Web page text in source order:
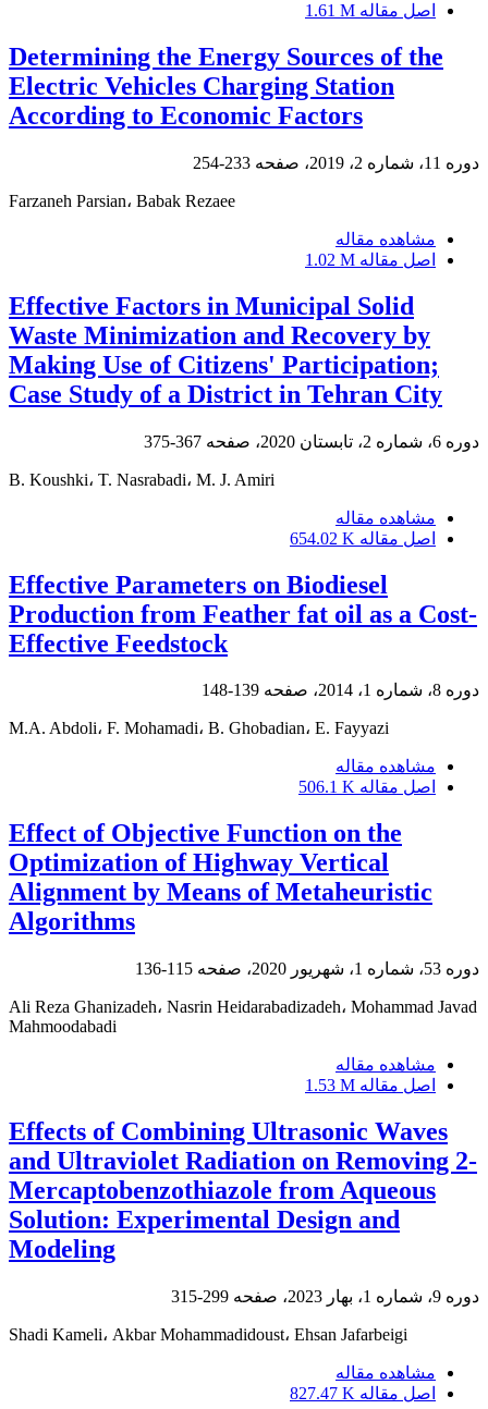
اصل مقاله 1.61 M
Determining the Energy Sources of the
Electric Vehicles Charging Station
According to Economic Factors
دوره 11، شماره 2، 2019، صفحه 233-254
Farzaneh Parsian، Babak Rezaee
مشاهده مقاله
اصل مقاله 1.02 M
Effective Factors in Municipal Solid
Waste Minimization and Recovery by
Making Use of Citizens' Participation;
Case Study of a District in Tehran City
دوره 6، شماره 2، تابستان 2020، صفحه 367-375
B. Koushki، T. Nasrabadi، M. J. Amiri
مشاهده مقاله
اصل مقاله 654.02 K
Effective Parameters on Biodiesel
Production from Feather fat oil as a Cost-
Effective Feedstock
دوره 8، شماره 1، 2014، صفحه 139-148
M.A. Abdoli، F. Mohamadi، B. Ghobadian، E. Fayyazi
مشاهده مقاله
اصل مقاله 506.1 K
Effect of Objective Function on the
Optimization of Highway Vertical
Alignment by Means of Metaheuristic
Algorithms
دوره 53، شماره 1، شهریور 2020، صفحه 115-136
Ali Reza Ghanizadeh، Nasrin Heidarabadizadeh، Mohammad Javad
Mahmoodabadi
مشاهده مقاله
اصل مقاله 1.53 M
Effects of Combining Ultrasonic Waves
and Ultraviolet Radiation on Removing 2-
Mercaptobenzothiazole from Aqueous
Solution: Experimental Design and
Modeling
دوره 9، شماره 1، بهار 2023، صفحه 299-315
Shadi Kameli، Akbar Mohammadidoust، Ehsan Jafarbeigi
مشاهده مقاله
اصل مقاله 827.47 K